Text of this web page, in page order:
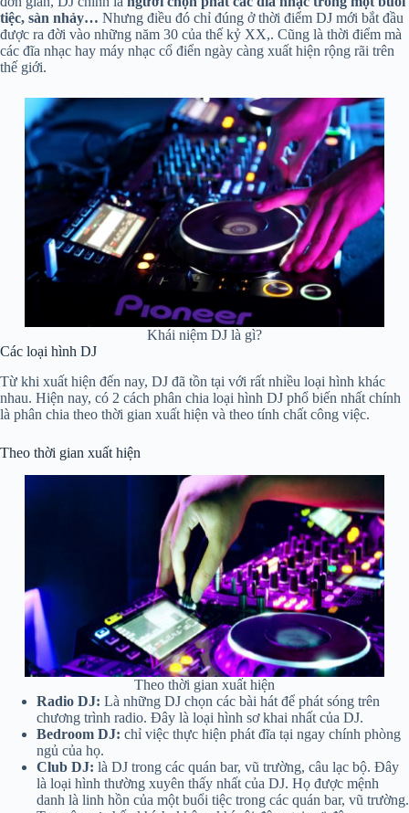
tiệc, sàn nhảy… Nhưng điều đó chỉ đúng ở thời điểm DJ mới bắt đầu
được ra đời vào những năm 30 của thế kỷ XX,. Cũng là thời điểm mà
các đĩa nhạc hay máy nhạc cổ điển ngày càng xuất hiện rộng rãi trên
thế giới.
Khái niệm DJ là gì?
Các loại hình DJ
Từ khi xuất hiện đến nay, DJ đã tồn tại với rất nhiều loại hình khác
nhau. Hiện nay, có 2 cách phân chia loại hình DJ phổ biến nhất chính
là phân chia theo thời gian xuất hiện và theo tính chất công việc.
Theo thời gian xuất hiện
Theo thời gian xuất hiện
Radio DJ: Là những DJ chọn các bài hát để phát sóng trên
chương trình radio. Đây là loại hình sơ khai nhất của DJ.
Bedroom DJ: chỉ việc thực hiện phát đĩa tại ngay chính phòng
ngủ của họ.
Club DJ: là DJ trong các quán bar, vũ trường, câu lạc bộ. Đây
là loại hình thường xuyên thấy nhất của DJ. Họ được mệnh
danh là linh hồn của một buổi tiệc trong các quán bar, vũ trường.